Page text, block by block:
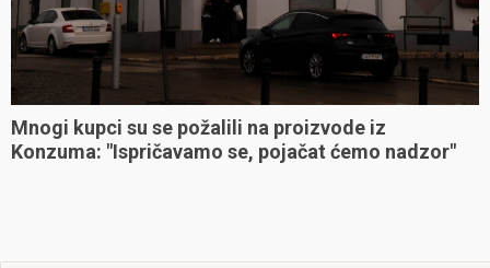
Mnogi kupci su se požalili na proizvode iz
Konzuma: "Ispričavamo se, pojačat ćemo nadzor"